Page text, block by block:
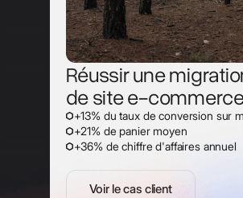
Réussir une
de sitee-
+13% du taux de conversion sur
+21% de panier moyen
+36% de chiffre d'affaires annuel
Voir le cas client